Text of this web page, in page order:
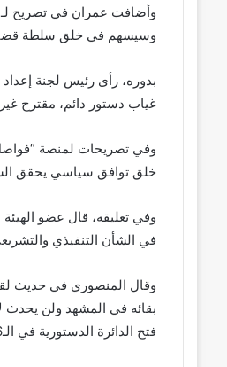
وأضافت عمران في تصريح
وسيسهم في خلق سلطة
بدوره، رأى رئيس لجنة
غياب دستور دائم، مقترح
وفي تصريحات لمنصة
خلق توافق سياسي يحقق
وفي تعليقه، قال عضو
في الشأن التنفيذي
وقال المنصوري في حديث
بقائه في المشهد ولن يحدث
فتح الدائرة الدستورية في الـ6 من أكتوبر القادم”.